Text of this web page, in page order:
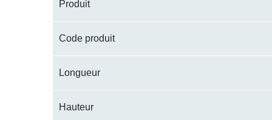
Produit
Code produit
Longueur
Hauteur